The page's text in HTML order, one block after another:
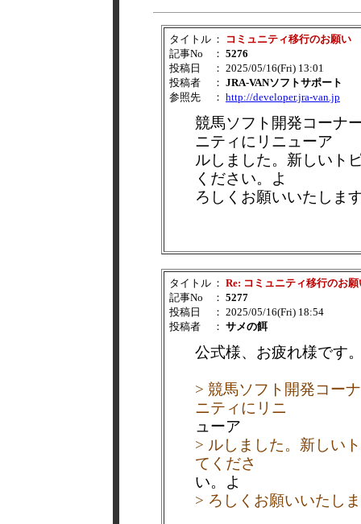
タイトル ：
コミュニティ移行のお願い
記事No
： 5276
投稿日
： 2025/05/16(Fri) 13:01
投稿者
： JRA-VANソフトサポート
参照先
： http://developer.jra-van.jp
競馬ソフト開発コーナ
ニティにリニューア
ルしました。新しいト
ください。よ
ろしくお願いいたしま
タイトル ： Re: コミュニティ移行のお願
記事No
： 5277
投稿日
： 2025/05/16(Fri) 18:54
投稿者
： サメの餌
公式様、お疲れ様です
> 競馬ソフト開発コー
ニティにリニ
ューア
> ルしました。新しい
てくださ
い。よ
> ろしくお願いいたし